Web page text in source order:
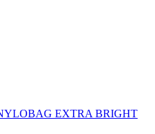
EXTRA BRIGHT